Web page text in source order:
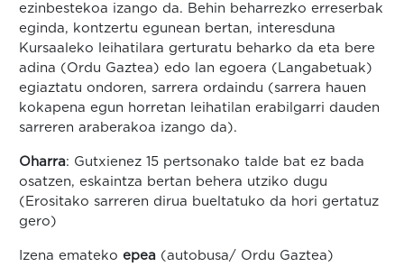
ezinbestekoa izango da. Behin beharrezko erreserbak
eginda, kontzertu egunean bertan, interesduna
Kursaaleko leihatilara gerturatu beharko da eta bere
adina (Ordu Gaztea) edo lan egoera (Langabetuak)
egiaztatu ondoren, sarrera ordaindu (sarrera hauen
kokapena egun horretan leihatilan erabilgarri dauden
sarreren araberakoa izango da).
Oharra: Gutxienez 15 pertsonako talde bat ez bada
osatzen, eskaintza bertan behera utziko dugu
(Erositako sarreren dirua bueltatuko da hori gertatuz
gero)
Izena emateko epea (autobusa/ Ordu Gaztea)